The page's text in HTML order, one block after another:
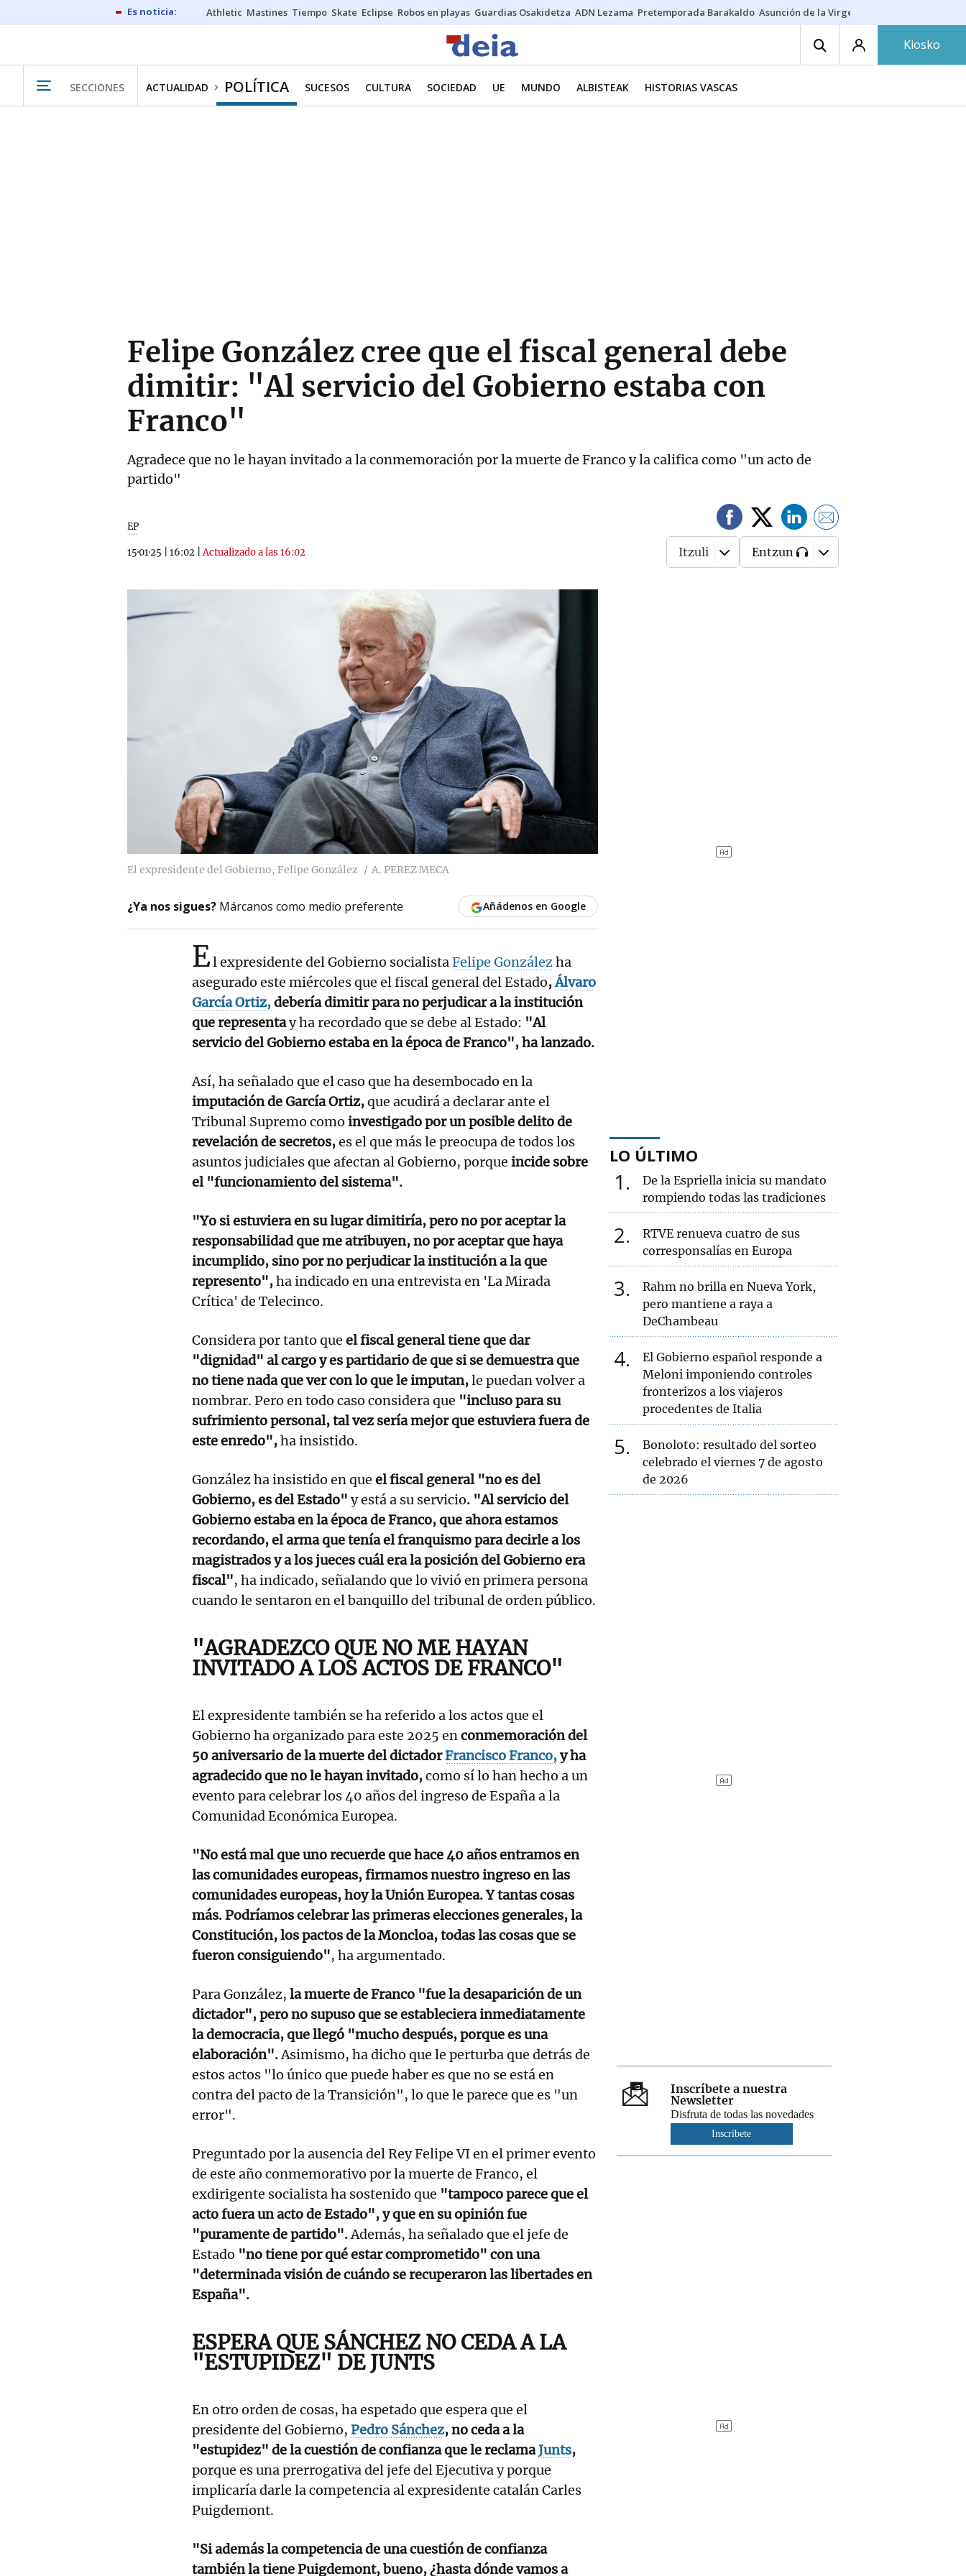
Athletic Mastines Tiempo Skate Eclipse Robos en playas Guardias Osakidetza ADN Lezama Pretemporada Barakaldo Asunción de la Virgen
Kiosko
SECCIONES ACTUALIDAD POLÍTICA SUCESOS CULTURA SOCIEDAD UE MUNDO ALBISTEAK HISTORIAS VASCAS
Felipe González cree que el fiscal general debe
dimitir: "Al servicio del Gobierno estaba con
Franco"
Agradece que no le hayan invitado a la conmemoración por la muerte de Franco y la califica como "un acto de
partido"
EP
15·01·25 16:02 |Actualizado a las 16:02 Itzuli Entzun
El expresidente del Gobierno, Felipe González A. PEREZ MECA
¿Ya nos sigues? Márcanos como medio preferente Añádenos en Google
El expresidente del Gobierno socialistaFelipe Gonzálezha
asegurado este miércoles que el fiscal general del Estado,Álvaro
García Ortiz,debería dimitir para no perjudicar a la institución
que representay ha recordado que se debe al Estado: "Al
servicio del Gobierno estaba en la época de Franco", ha lanzado.
Así, ha señalado que el caso que ha desembocado en la
imputación de García Ortiz,que acudirá a declarar ante el
Tribunal Supremo como investigado por un posible delito de
revelación de secretos,es el que más le preocupa de todos los
asuntos judiciales que afectan al Gobierno, porque incide sobre
el "funcionamiento del sistema".
"Yo si estuviera en su lugar dimitiría, pero no por aceptar la
responsabilidad que me atribuyen, no por aceptar que haya
incumplido, sino por no perjudicar la institución a la que
represento",ha indicado en una entrevista en 'La Mirada
Crítica' de Telecinco.
Considera por tanto que el fiscal general tiene que dar
"dignidad" al cargo y es partidario de que si se demuestra que
no tiene nada que ver con lo que le imputan,le puedan volver a
nombrar. Pero en todo caso considera que "incluso para su
sufrimiento personal, tal vez sería mejor que estuviera fuera de
este enredo",ha insistido.
González ha insistido en que el fiscal general "no es del
Gobierno, es del Estado" y está a su servicio. "Al servicio del
Gobierno estaba en la época de Franco, que ahora estamos
recordando, el arma que tenía el franquismo para decirle a los
magistrados y a los jueces cuál era la posición del Gobierno era
fiscal", ha indicado, señalando que lo vivió en primera persona
cuando le sentaron en el banquillo del tribunal de orden público.
"AGRADEZCO QUE NO ME HAYAN
INVITADO A LOS ACTOS DE FRANCO"
El expresidente también se ha referido a los actos que el
Gobierno ha organizado para este 2025 enconmemoración del
50 aniversario de la muerte del dictadorFrancisco Franco,y ha
agradecido que no le hayan invitado,como sí lo han hecho a un
evento para celebrar los 40 años del ingreso de España a la
Comunidad Económica Europea.
"No está mal que uno recuerde que hace 40 años entramos en
las comunidades europeas, firmamos nuestro ingreso en las
comunidades europeas, hoy la Unión Europea. Y tantas cosas
más. Podríamos celebrar las primeras elecciones generales, la
Constitución, los pactos de la Moncloa, todas las cosas que se
fueron consiguiendo", ha argumentado.
Para González, la muerte de Franco "fue la desaparición de un
dictador", pero no supuso que se estableciera inmediatamente
la democracia, que llegó "mucho después, porque es una
elaboración".Asimismo, ha dicho que le perturba que detrás de
estos actos "lo único que puede haber es que no se está en
contra del pacto de la Transición", lo que le parece que es "un
error".
Preguntado por la ausencia del Rey Felipe VI en el primer evento
de este año conmemorativo por la muerte de Franco, el
exdirigente socialista ha sostenido que "tampoco parece que el
acto fuera un acto de Estado", y que en su opinión fue
"puramente de partido".Además, ha señalado que el jefe de
Estado "no tiene por qué estar comprometido" con una
"determinada visión de cuándo se recuperaron las libertades en
España".
ESPERA QUE SÁNCHEZ NO CEDA A LA
"ESTUPIDEZ" DE JUNTS
En otro orden de cosas, ha espetado que espera que el
presidente del Gobierno, Pedro Sánchez, no ceda a la
"estupidez" de la cuestión de confianza que le reclamaJunts,
porque es una prerrogativa del jefe del Ejecutiva y porque
implicaría darle la competencia al expresidente catalán Carles
Puigdemont.
"Si además la competencia de una cuestión de confianza
también la tiene Puigdemont, bueno, ¿hasta dónde vamos a
LO ÚLTIMO
1
De la Espriella inicia su mandato
rompiendo todas las tradiciones
2
RTVE renueva cuatro de sus
corresponsalías en Europa
3
Rahm no brilla en Nueva York,
pero mantiene a raya a
DeChambeau
4
El Gobierno español responde a
Meloni imponiendo controles
fronterizos a los viajeros
procedentes de Italia
5
Bonoloto: resultado del sorteo
celebrado el viernes 7 de agosto
de 2026
Inscríbete a nuestra
Newsletter
Disfruta de todas las novedades
Inscríbete